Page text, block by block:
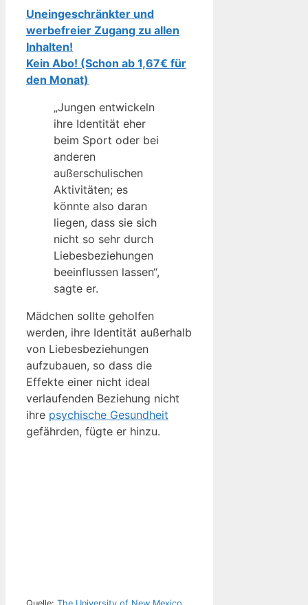
Uneingeschränkter und
werbefreier Zugang zu allen
Inhalten!
Kein Abo! (Schon ab 1,67€ für
den Monat)
„Jungen entwickeln
ihre Identität eher
beim Sport oder bei
anderen
außerschulischen
Aktivitäten; es
könnte also daran
liegen, dass sie sich
nicht so sehr durch
Liebesbeziehungen
beeinflussen lassen“,
sagte er.
Mädchen sollte geholfen
werden, ihre Identität außerhalb
von Liebesbeziehungen
aufzubauen, so dass die
Effekte einer nicht ideal
verlaufenden Beziehung nicht
ihre psychische Gesundheit
gefährden, fügte er hinzu.